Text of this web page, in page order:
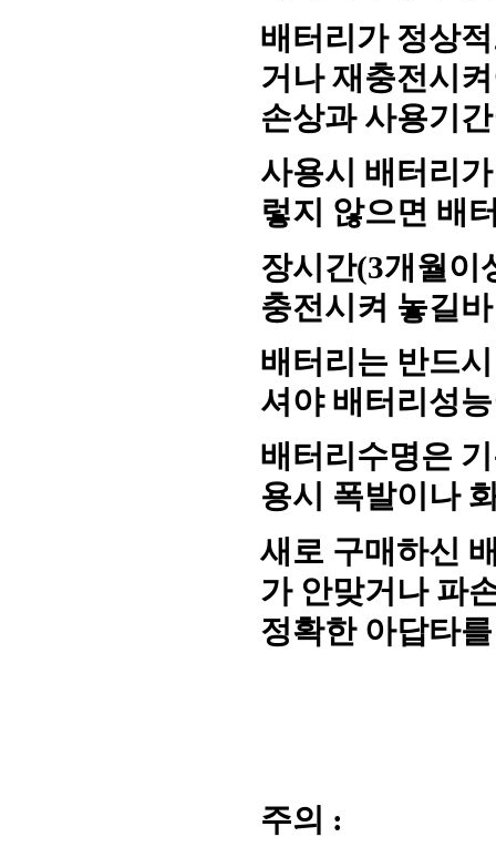
배터리가 정상
거나 재충전시
손상과 사용기
사용시 배터리
렇지 않으면 배
장시간(3개월이
충전시켜 놓길
배터리는 반드
셔야 배터리성
배터리수명은
용시 폭발이나
새로 구매하신
가 안맞거나 파
정확한 아답타
주의 :